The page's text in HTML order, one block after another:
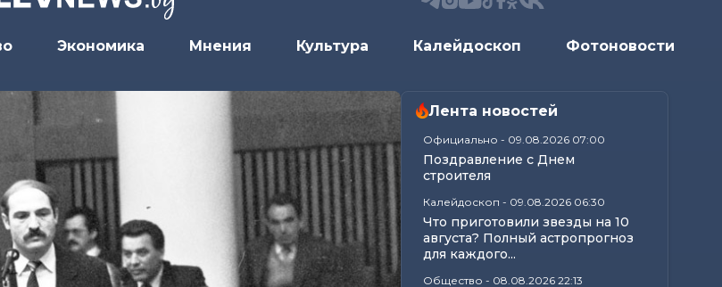
Экономика Мнения Культура Калейдоскоп Фотоновости
Лента новостей
Официально - 09.08.2026 07:00
Поздравление с Днем
строителя
Калейдоскоп - 09.08.2026 06:30
Что приготовили звезды на 10
августа? Полный астропрогноз
для каждого...
Общество - 08.08.2026 22:13